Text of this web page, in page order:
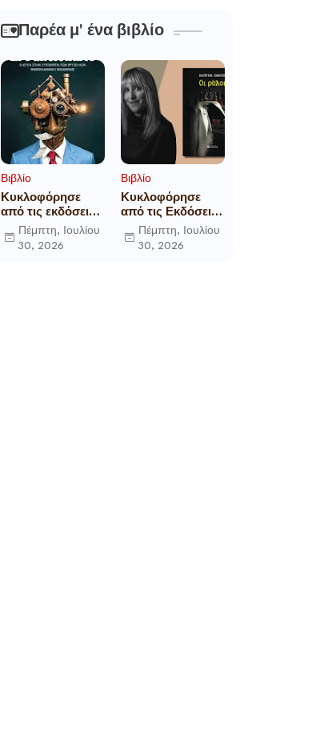
Παρέα μ' ένα βιβλίο
Βιβλίο
Κυκλοφόρησε
από τις εκδόσεις
Gema το
μυθιστόρημα του
Πέμπτη, Ιουλίου
30, 2026
Βιβλίο
Κυκλοφόρησε
από τις Εκδόσεις
Επίμετρο το
αστυνομικό
Πέμπτη, Ιουλίου
30, 2026